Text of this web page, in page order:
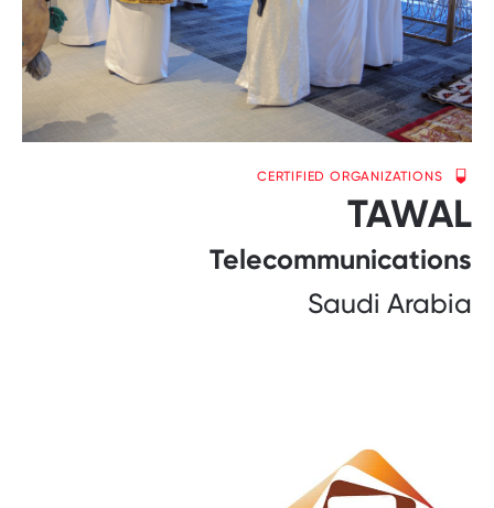
CERTIFIED ORGANIZATIONS
TAWAL
Telecommunications
Saudi Arabia